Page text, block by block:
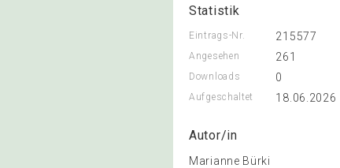
Statistik
Eintrags-Nr. 215577
Angesehen 261
Downloads 0
Aufgeschaltet 18.06.2026
Autor/in
Marianne Bürki